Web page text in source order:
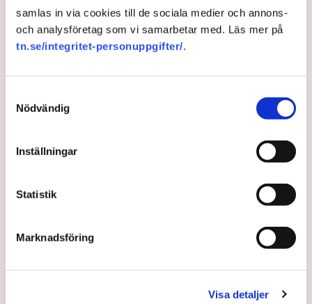
samlas in via cookies till de sociala medier och annons-
och analysföretag som vi samarbetar med. Läs mer på
tn.se/integritet-personuppgifter/.
Nödvändig
Inställningar
Statistik
Marknadsföring
Visa detaljer
Ledare: Majoritet för vinster –
men nollsummetänkandet
lever
Två tredjedelar av svenskarna är positiva till att
människor och företag tjänar pengar, medan en
rapport från Svenskt Näringsliv, somMattias